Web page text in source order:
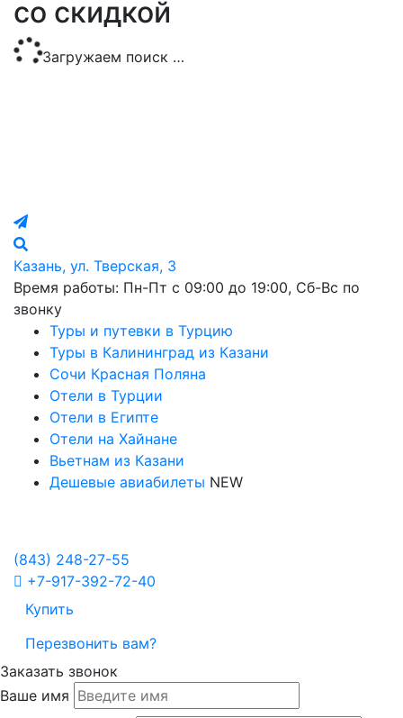
со скидкой
Загружаем поиск …
Казань, ул. Тверская, 3
Время работы: Пн-Пт с 09:00 до 19:00, Сб-Вс по
звонку
Туры и путевки в Турцию
Туры в Калининград из Казани
Сочи Красная Поляна
Отели в Турции
Отели в Египте
Отели на Хайнане
Вьетнам из Казани
Дешевые авиабилеты NEW
(843) 248-27-55
+7-917-392-72-40
Купить
Перезвонить вам?
Заказать звонок
Ваше имя